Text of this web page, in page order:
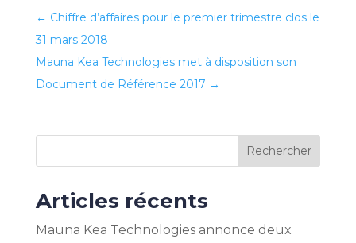
← Chiffre d’affaires pour le premier trimestre clos le
31 mars 2018
Mauna Kea Technologies met à disposition son
Document de Référence 2017 →
Rechercher
Articles récents
Mauna Kea Technologies annonce deux